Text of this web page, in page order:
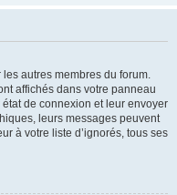
autres membres du forum.
affichés dans votre panneau
de connexion et leur envoyer
leurs messages peuvent
à votre liste d’ignorés, tous ses